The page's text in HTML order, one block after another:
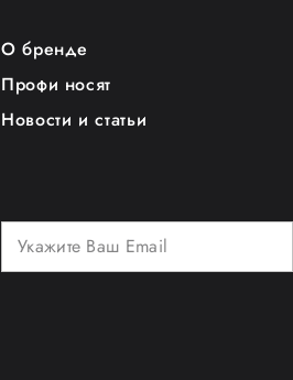
О бренде
Профи носят
Новости и статьи